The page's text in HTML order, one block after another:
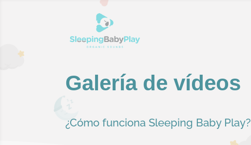
Galería de vídeos
¿Cómo funciona Sleeping Baby Play?